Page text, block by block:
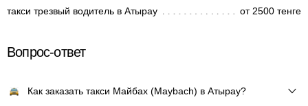
такси трезвый водитель в Атырау
от 2500 тенге
Вопрос-ответ
Как заказать такси Майбах (Maybach) в Атырау?